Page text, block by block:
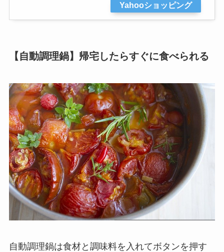
Yahooショッピング
【自動調理鍋】帰宅したらすぐに食べられる
自動調理鍋は食材と調味料を入れてボタンを押す